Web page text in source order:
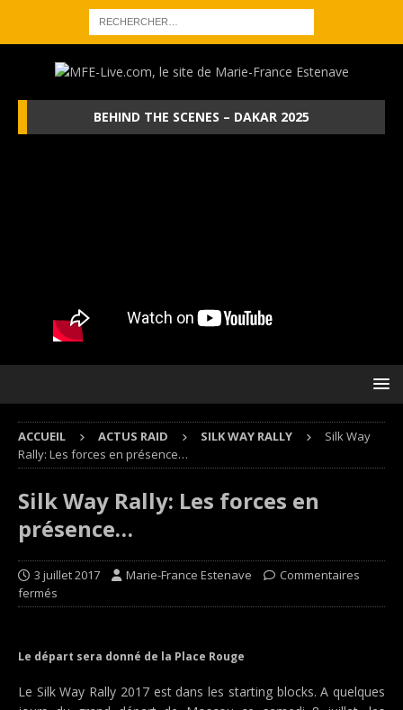
BEHIND THE SCENES – DAKAR 2025
ACCUEIL ACTUS RAID SILK WAY RALLY
Silk Way
Rally: Les forces en présence…
Silk Way Rally: Les forces en
présence…
3 juillet 2017 Marie-France Estenave
Commentaires
fermés
Le départ sera donné de la Place Rouge
Le Silk Way Rally 2017 est dans les starting blocks. A quelques